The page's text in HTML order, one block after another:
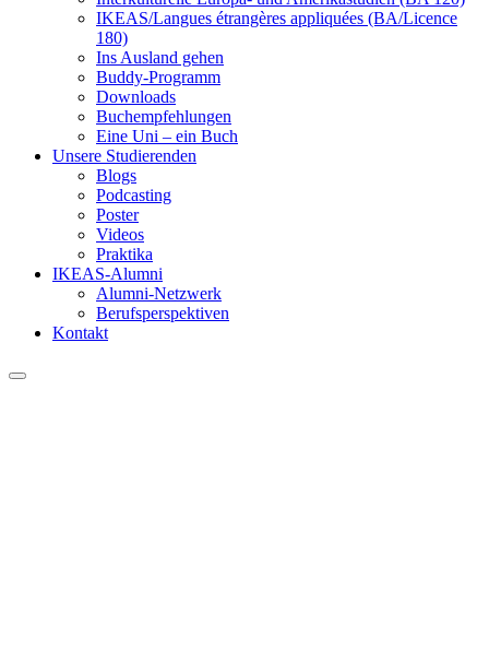
IKEAS/Langues étrangères appliquées (BA/Licence
180)
Ins Ausland gehen
Buddy-Programm
Downloads
Buchempfehlungen
Eine Uni – ein Buch
Unsere Studierenden
Blogs
Podcasting
Poster
Videos
Praktika
IKEAS-Alumni
Alumni-Netzwerk
Berufsperspektiven
Kontakt